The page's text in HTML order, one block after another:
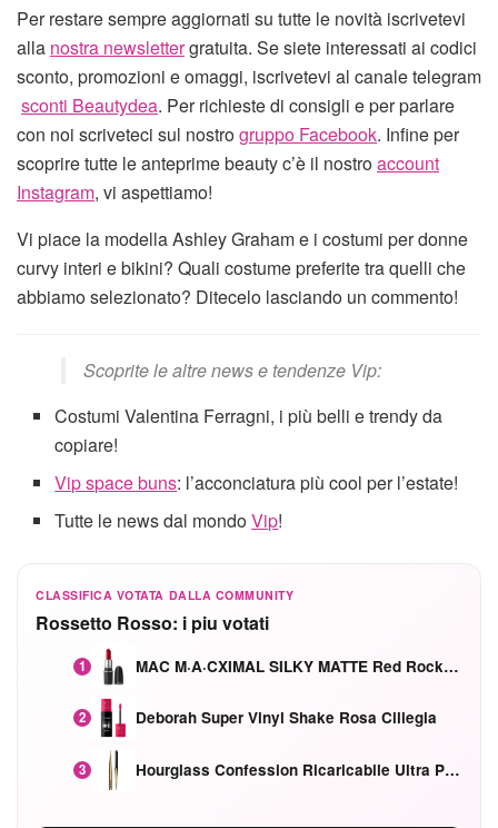
Per restare sempre aggiornati su tutte le novità iscrivetevi
alla nostra newslettergratuita. Se siete interessati ai codici
sconto, promozioni e omaggi, iscrivetevi al canale telegram
sconti Beautydea. Per richieste di consigli e per parlare
con noi scriveteci sul nostrogruppo Facebook. Infine per
scoprire tutte le anteprime beauty c’è il nostroaccount
Instagram, vi aspettiamo!
Vi piace la modella Ashley Graham e i costumi per donne
curvy interi e bikini? Quali costume preferite tra quelli che
abbiamo selezionato? Ditecelo lasciando un commento!
Scoprite le altre news e tendenze Vip:
Costumi Valentina Ferragni, i più belli e trendy da
copiare!
Vip space buns: l’acconciatura più cool per l’estate!
Tutte le news dal mondoVip!
CLASSIFICA VOTATA DALLA COMMUNITY
Rossetto Rosso: i piu votati
1 MAC M·A·CXIMAL SILKY MATTE Red Rock mat
2 Deborah Super Vinyl Shake Rosa Ciliegia
3 Hourglass Confession Ricaricabile Ultra Preciso Ad Alta Intensità Secretly Classic Red